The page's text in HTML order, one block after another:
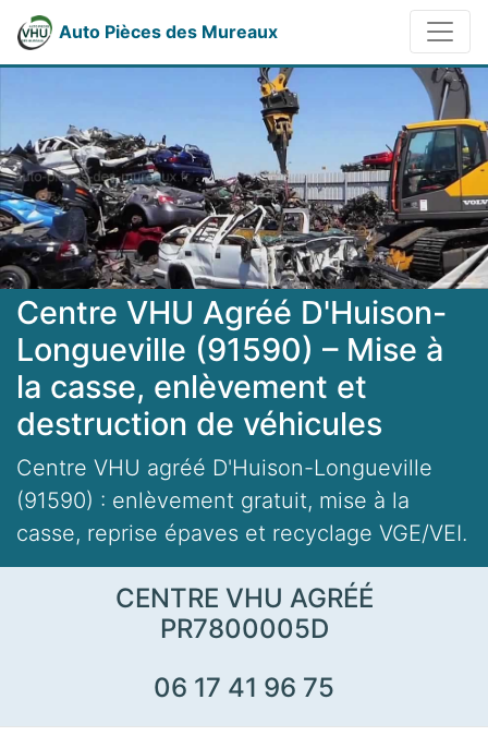
Auto Pièces des Mureaux
Centre VHU Agréé D'Huison-
Longueville (91590) – Mise à
la casse, enlèvement et
destruction de véhicules
Centre VHU agréé D'Huison-Longueville
(91590) : enlèvement gratuit, mise à la
casse, reprise épaves et recyclage VGE/VEI.
CENTRE VHU AGRÉÉ
PR7800005D
06 17 41 96 75